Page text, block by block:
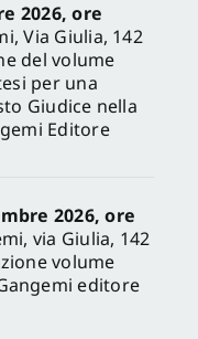
2026, ore
Via Giulia, 142
del volume
per una
Giudice nella
Editore
2026, ore
via Giulia, 142
volume
editore